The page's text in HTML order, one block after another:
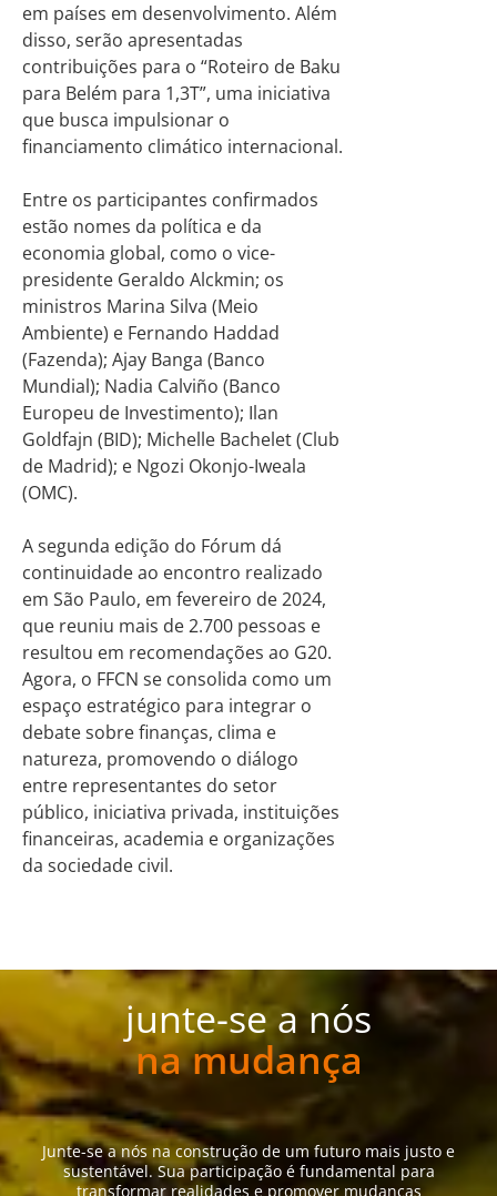
em países em desenvolvimento. Além
disso, serão apresentadas
contribuições para o “Roteiro de Baku
para Belém para 1,3T”, uma iniciativa
que busca impulsionar o
financiamento climático internacional.
Entre os participantes confirmados
estão nomes da política e da
economia global, como o vice-
presidente Geraldo Alckmin; os
ministros Marina Silva (Meio
Ambiente) e Fernando Haddad
(Fazenda); Ajay Banga (Banco
Mundial); Nadia Calviño (Banco
Europeu de Investimento); Ilan
Goldfajn (BID); Michelle Bachelet (Club
de Madrid); e Ngozi Okonjo-Iweala
(OMC).
A segunda edição do Fórum dá
continuidade ao encontro realizado
em São Paulo, em fevereiro de 2024,
que reuniu mais de 2.700 pessoas e
resultou em recomendações ao G20.
Agora, o FFCN se consolida como um
espaço estratégico para integrar o
debate sobre finanças, clima e
natureza, promovendo o diálogo
entre representantes do setor
público, iniciativa privada, instituições
financeiras, academia e organizações
da sociedade civil.
junte-se a nós
na mudança
Junte-se a nós na construção de um futuro mais justo e
sustentável. Sua participação é fundamental para
transformar realidades e promover mudanças